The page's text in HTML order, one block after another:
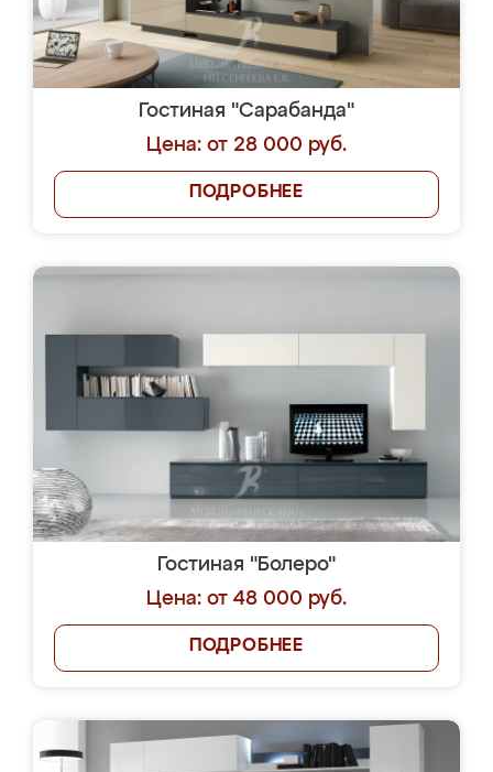
Гостиная "Сарабанда"
Цена: от 28 000 руб.
ПОДРОБНЕЕ
Гостиная "Болеро"
Цена: от 48 000 руб.
ПОДРОБНЕЕ